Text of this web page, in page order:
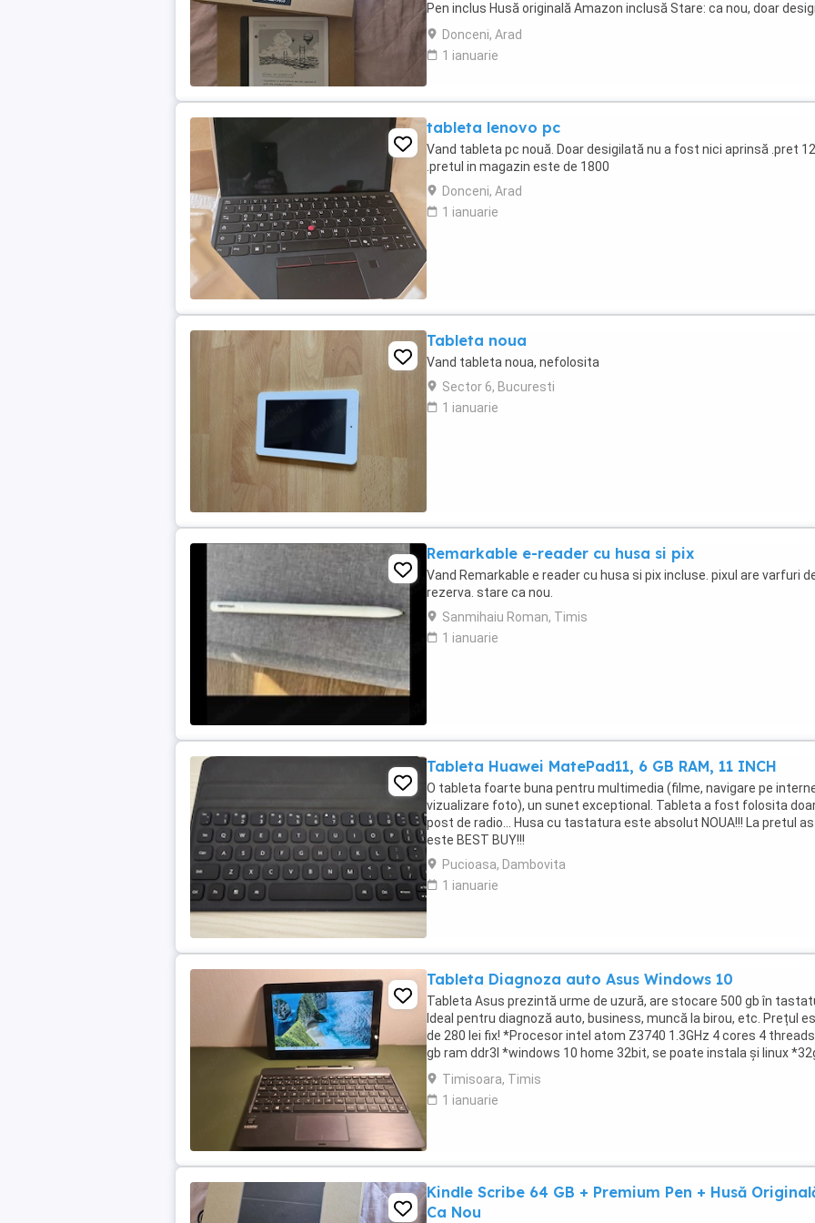
Pen inclus Husă originală Amazon inclusă Stare: ca nou, doar
Funcționează ...
Donceni, Arad
1 ianuarie
tableta lenovo pc
Vand tableta pc nouă. Doar desigilată nu a fost nici aprinsă .pret
.pretul in magazin este de 1800
Donceni, Arad
1 ianuarie
Tableta noua
Vand tableta noua, nefolosita
Sector 6, Bucuresti
1 ianuarie
Remarkable e-reader cu husa si pix
Vand Remarkable e reader cu husa si pix incluse. pixul are varfuri
rezerva. stare ca nou.
Sanmihaiu Roman, Timis
1 ianuarie
Tableta Huawei MatePad11, 6 GB RAM, 11 INCH
O tableta foarte buna pentru multimedia (filme, navigare pe
vizualizare foto), un sunet exceptional. Tableta a fost folosita
post de radio... Husa cu tastatura este absolut NOUA!!! La pretul
este BEST BUY!!!
Pucioasa, Dambovita
1 ianuarie
Tableta Diagnoza auto Asus Windows 10
Tableta Asus prezintă urme de uzură, are stocare 500 gb în
Ideal pentru diagnoză auto, business, muncă la birou, etc. Prețul
de 280 lei fix! *Procesor intel atom Z3740 1.3GHz 4 cores 4
gb ram ddr3l *windows 10 home 32bit, se poate instala și linux
memorie internă +HDD ...
Timisoara, Timis
1 ianuarie
Kindle Scribe 64 GB + Premium Pen + Husă
Ca Nou